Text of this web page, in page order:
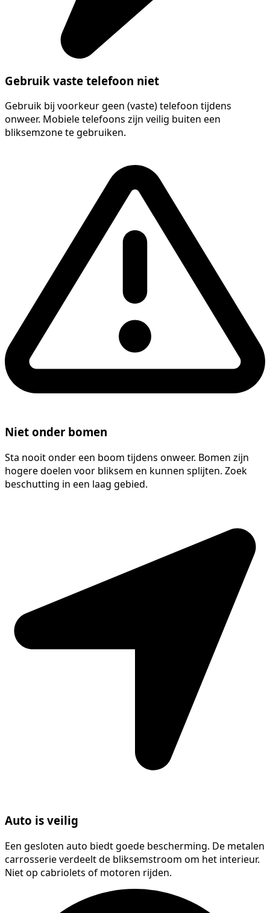
Gebruik vaste telefoon niet
Gebruik bij voorkeur geen (vaste) telefoon tijdens
onweer. Mobiele telefoons zijn veilig buiten een
bliksemzone te gebruiken.
Niet onder bomen
Sta nooit onder een boom tijdens onweer. Bomen zijn
hogere doelen voor bliksem en kunnen splijten. Zoek
beschutting in een laag gebied.
Auto is veilig
Een gesloten auto biedt goede bescherming. De metalen
carrosserie verdeelt de bliksemstroom om het interieur.
Niet op cabriolets of motoren rijden.